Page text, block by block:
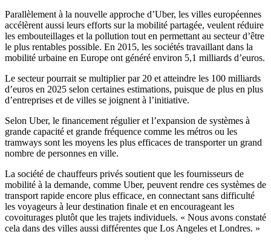
Parallèlement à la nouvelle approche d’Uber, les villes européennes
accélèrent aussi leurs efforts sur la mobilité partagée, veulent réduire
les embouteillages et la pollution tout en permettant au secteur d’être
le plus rentables possible. En 2015, les sociétés travaillant dans la
mobilité urbaine en Europe ont généré environ 5,1 milliards d’euros.
Le secteur pourrait se multiplier par 20 et atteindre les 100 milliards
d’euros en 2025 selon certaines estimations, puisque de plus en plus
d’entreprises et de villes se joignent à l’initiative.
Selon Uber, le financement régulier et l’expansion de systèmes à
grande capacité et grande fréquence comme les métros ou les
tramways sont les moyens les plus efficaces de transporter un grand
nombre de personnes en ville.
La société de chauffeurs privés soutient que les fournisseurs de
mobilité à la demande, comme Uber, peuvent rendre ces systèmes de
transport rapide encore plus efficace, en connectant sans difficulté
les voyageurs à leur destination finale et en encourageant les
covoiturages plutôt que les trajets individuels. « Nous avons constaté
cela dans des villes aussi différentes que Los Angeles et Londres. »